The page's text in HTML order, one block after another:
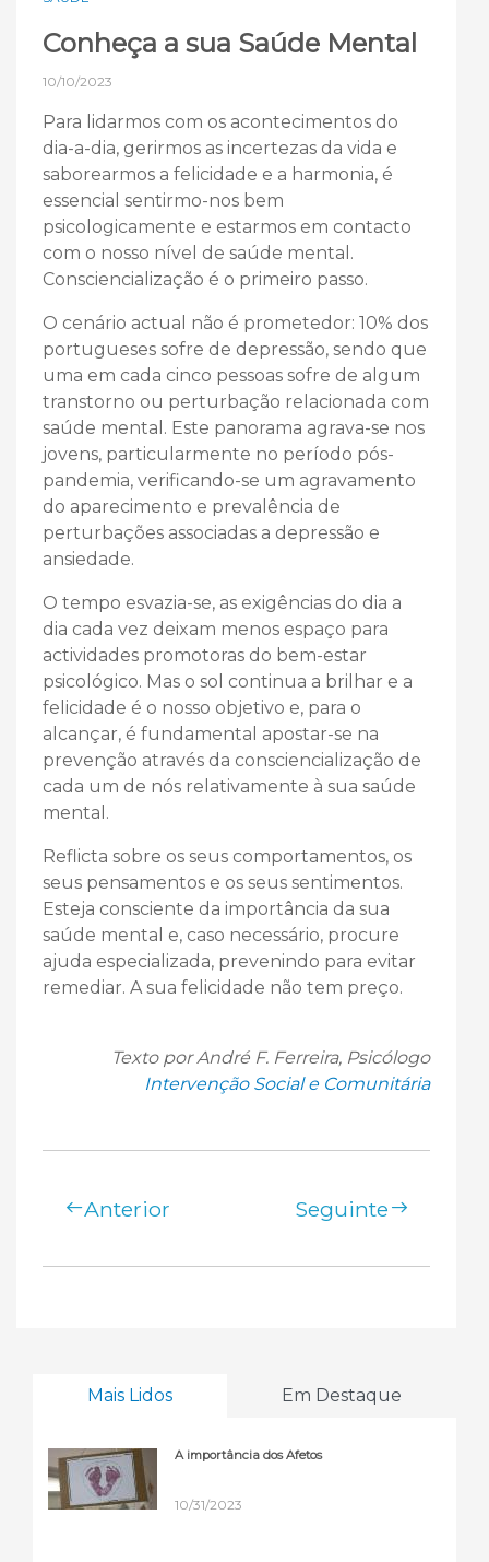
Conheça a sua Saúde Mental
10/10/2023
Para lidarmos com os acontecimentos do
dia-a-dia, gerirmos as incertezas da vida e
saborearmos a felicidade e a harmonia, é
essencial sentirmo-nos bem
psicologicamente e estarmos em contacto
com o nosso nível de saúde mental.
Consciencialização é o primeiro passo.
O cenário actual não é prometedor: 10% dos
portugueses sofre de depressão, sendo que
uma em cada cinco pessoas sofre de algum
transtorno ou perturbação relacionada com
saúde mental. Este panorama agrava-se nos
jovens, particularmente no período pós-
pandemia, verificando-se um agravamento
do aparecimento e prevalência de
perturbações associadas a depressão e
ansiedade.
O tempo esvazia-se, as exigências do dia a
dia cada vez deixam menos espaço para
actividades promotoras do bem-estar
psicológico. Mas o sol continua a brilhar e a
felicidade é o nosso objetivo e, para o
alcançar, é fundamental apostar-se na
prevenção através da consciencialização de
cada um de nós relativamente à sua saúde
mental.
Reflicta sobre os seus comportamentos, os
seus pensamentos e os seus sentimentos.
Esteja consciente da importância da sua
saúde mental e, caso necessário, procure
ajuda especializada, prevenindo para evitar
remediar. A sua felicidade não tem preço.
Texto por André F. Ferreira, Psicólogo
Intervenção Social e Comunitária
Anterior Seguinte
Mais Lidos Em Destaque
A importância dos Afetos
10/31/2023